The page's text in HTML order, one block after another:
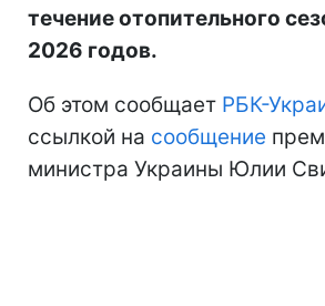
течение отопительного
2026 годов.
Об этом сообщает РБК-
ссылкой на сообщение
министра Украины Юлии